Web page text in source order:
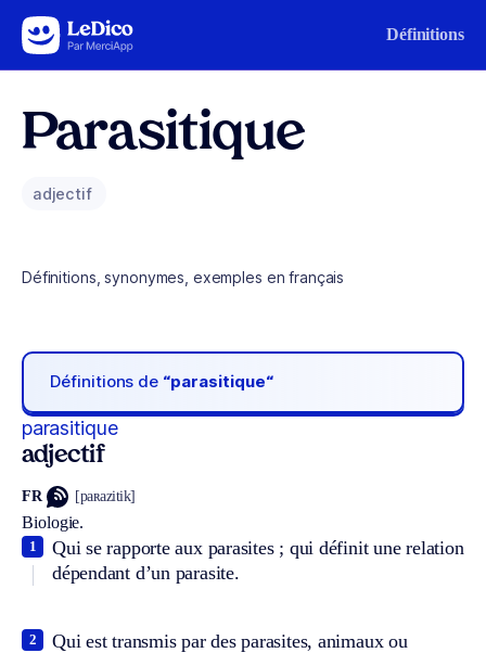
Aller au contenu Définitions
Parasitique
adjectif
Définitions, synonymes, exemples en français
Définitions de “parasitique“
parasitique
adjectif
FR [paʀazitik]
Biologie.
Qui se rapporte aux parasites ; qui définit une relation
dépendant d’un parasite.
1
Qui est transmis par des parasites, animaux ou
2